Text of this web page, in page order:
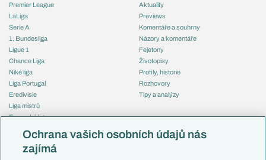
Premier League
LaLiga
Serie A
1. Bundesliga
Ligue 1
Chance Liga
Niké liga
Liga Portugal
Eredivisie
Liga mistrů
Evropská liga
Mistrovství světa
Liga národů
Aktuality
Previews
Komentáře a souhrny
Názory a komentáře
Fejetony
Životopisy
Profily, historie
Rozhovory
Tipy a analýzy
Česko
Ochrana vašich osobních údajů nás
zajímá